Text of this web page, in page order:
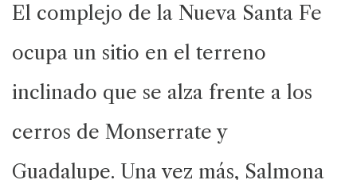
El complejo de la Nueva Santa Fe
ocupa un sitio en el terreno
inclinado que se alza frente a los
cerros de Monserrate y
Guadalupe. Una vez más, Salmona